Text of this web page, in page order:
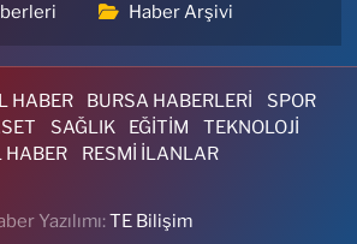
Haber Arşivi
HABER BURSA HABERLERİ
SPOR
SAĞLIK EĞİTİM
TEKNOLOJİ
HABER
RESMİ İLANLAR
Yazılımı:TE Bilişim